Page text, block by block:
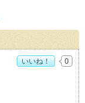
いいね！ 0